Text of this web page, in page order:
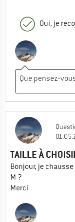
Oui, je
TAILLE À
Bonjour, je
M ?
Merci